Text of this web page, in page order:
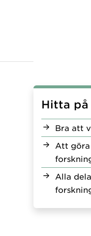
Hitta på
Bra att
Att
Alla